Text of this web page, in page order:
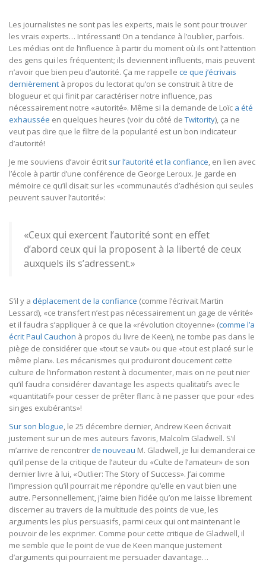
Les journalistes ne sont pas les experts, mais le sont pour trouver
les vrais experts… Intéressant! On a tendance à l’oublier, parfois.
Les médias ont de l’influence à partir du moment où ils ont l’attention
des gens qui les fréquentent; ils deviennent influents, mais peuvent
n’avoir que bien peu d’autorité. Ça me rappelle ce que j’écrivais
dernièrement à propos du lectorat qu’on se construit à titre de
blogueur et qui finit par caractériser notre influence, pas
nécessairement notre «autorité». Même si la demande de Loïc a été
exhaussée en quelques heures (voir du côté de Twitority), ça ne
veut pas dire que le filtre de la popularité est un bon indicateur
d’autorité!
Je me souviens d’avoir écrit sur l’autorité et la confiance, en lien avec
l’école à partir d’une conférence de George Leroux. Je garde en
mémoire ce qu’il disait sur les «communautés d’adhésion qui seules
peuvent sauver l’autorité»:
«Ceux qui exercent l’autorité sont en effet
d’abord ceux qui la proposent à la liberté de ceux
auxquels ils s’adressent.»
S’il y a déplacement de la confiance (comme l’écrivait Martin
Lessard), «ce transfert n’est pas nécessairement un gage de vérité»
et il faudra s’appliquer à ce que la «révolution citoyenne» (comme l’a
écrit Paul Cauchon à propos du livre de Keen), ne tombe pas dans le
piège de considérer que «tout se vaut» ou que «tout est placé sur le
même plan». Les mécanismes qui produiront doucement cette
culture de l’information restent à documenter, mais on ne peut nier
qu’il faudra considérer davantage les aspects qualitatifs avec le
«quantitatif» pour cesser de prêter flanc à ne passer que pour «des
singes exubérants»!
Sur son blogue, le 25 décembre dernier, Andrew Keen écrivait
justement sur un de mes auteurs favoris, Malcolm Gladwell. S’il
m’arrive de rencontrer de nouveau M. Gladwell, je lui demanderai ce
qu’il pense de la critique de l’auteur du «Culte de l’amateur» de son
dernier livre à lui, «Outlier: The Story of Success». J’ai comme
l’impression qu’il pourrait me répondre qu’elle en vaut bien une
autre. Personnellement, j’aime bien l’idée qu’on me laisse librement
discerner au travers de la multitude des points de vue, les
arguments les plus persuasifs, parmi ceux qui ont maintenant le
pouvoir de les exprimer. Comme pour cette critique de Gladwell, il
me semble que le point de vue de Keen manque justement
d’arguments qui pourraient me persuader davantage…